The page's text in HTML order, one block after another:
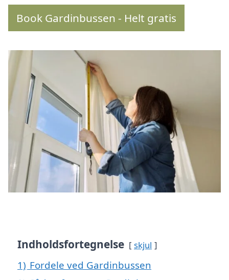
Book Gardinbussen - Helt gratis
Indholdsfortegnelse skjul
1) Fordele ved Gardinbussen